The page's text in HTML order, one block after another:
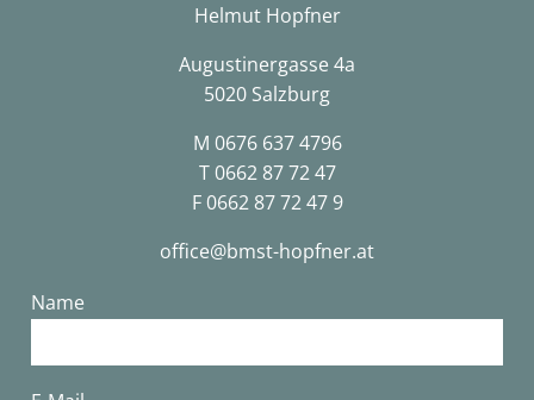
Helmut Hopfner
Augustinergasse 4a
5020 Salzburg
M 0676 637 4796
T0662 87 72 47
F 0662 87 72 47 9
office@bmst-hopfner.at
Name